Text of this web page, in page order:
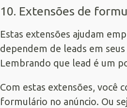
10. Extensões de
Estas extensões ajudam
dependem de leads em
Lembrando que lead é um
Com estas extensões, você
formulário no anúncio. Ou